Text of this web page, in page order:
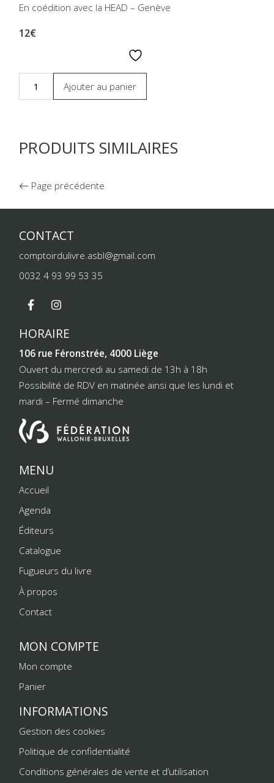
En coédition avec la HEAD – Genève
12€
Ajouter au panier
PRODUITS SIMILAIRES
Page précédente
CONTACT
comptoirdulivre.asbl@gmail.com
0032 4 93 99 53 35
HORAIRE
106 rue Féronstrée, 4000 Liège
Ouvert du mercredi au samedi de 13h à 18h
Possibilité de RDV en matinée ainsi que les lundi et
mardi – Fermé dimanche
MENU
Accueil
Agenda
Éditeurs
Catalogue
Fugueurs du livre
À propos
Contact
MON COMPTE
Mon compte
Panier
INFORMATIONS
Gestion des cookies
Politique de confidentialité
Conditions générales de vente et d’utilisation